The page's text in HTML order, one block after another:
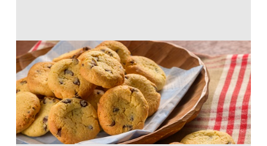
しっとり食感♪あのソフトクッキー
ホットケーキミックス